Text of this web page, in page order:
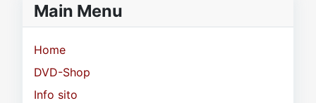
Main Menu
Home
DVD-Shop
Info sito